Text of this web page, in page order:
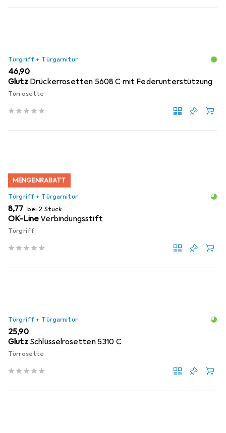
Türgriff + Türgarnitur
EUR
46,90
Glutz Drückerrosetten 5608 C mit Federunterstützung
Türrosette
MENGENRABATT
Türgriff + Türgarnitur
EUR
8,77 bei 2 Stück
OK-LineVerbindungsstift
Türgriff
Türgriff + Türgarnitur
EUR
25,90
Glutz Schlüsselrosetten 5310 C
Türrosette